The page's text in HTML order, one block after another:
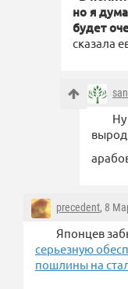
но я
будет
сказала
precedent, 8
Японцев
серьезную
пошлины на